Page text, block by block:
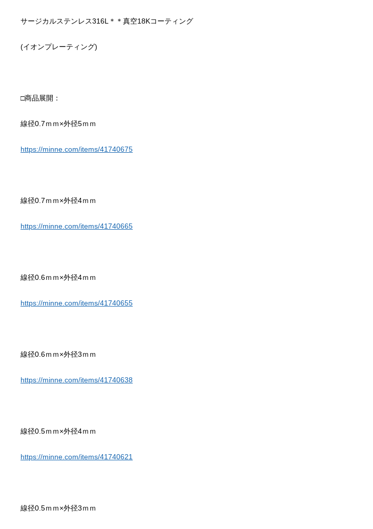
https://minne.com/items/41740675
https://minne.com/items/41740665
https://minne.com/items/41740655
https://minne.com/items/41740638
https://minne.com/items/41740621